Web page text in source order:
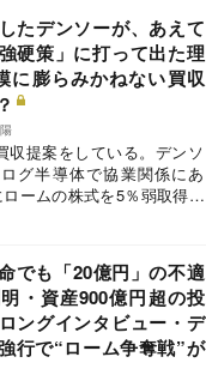
明らかにする記事だった。
よる農業ビジネスへの投資
果流通をAI（人工知能）や
動きに関連する記事が入っ
、この一年の農業業界の
たデンソーが、あえて
硬策」に打って出た理
に膨らみかねない買収
収提案をしている。デンソ
グ半導体で協業関係にあ
ームの株式を5％弱取得し
きたにもかかわらず、な
が明らかになったことで、
昇している。デンソーは膨
意できるのか。買収提案の
状況を明らかにする。
でも「20億円」の不適
・資産900億円超の投
ングインタビュー・デ
行で“ローム争奪戦”が